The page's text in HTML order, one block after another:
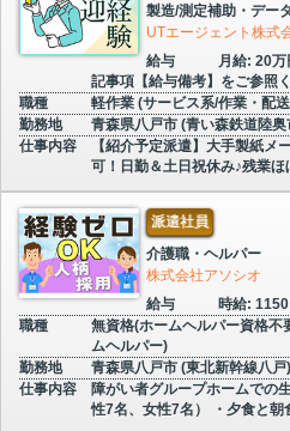
製造/測定補助・デー
UTエージェント株
給与
月給: 20
記事項【給与備考】をご参照
職種
軽作業 (サービス系/作業・配
勤務地
青森県八戸市 (青い森鉄道陸奥
仕事内容
【紹介予定派遣】大手製紙メ
可！日勤＆土日祝休み♪残業
派遣社員
介護職・ヘルパー
株式会社アソシオ
給与
時給:
職種
無資格(ホームヘルパー資格不
ムヘルパー)
勤務地
青森県八戸市 (東北新幹線八戸)
仕事内容
障がい者グループホームでの
性7名、女性7名） ・夕食と朝